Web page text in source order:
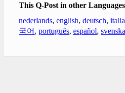
This Q-Post in other Languages
nederlands, english, deutsch,
국어 , português, español, svenska